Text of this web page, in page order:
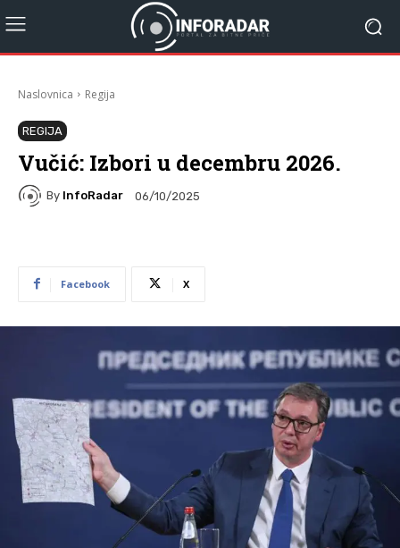
Naslovnica Regija
REGIJA
Vučić: Izbori u decembru 2026.
By InfoRadar 06/10/2025
Facebook X